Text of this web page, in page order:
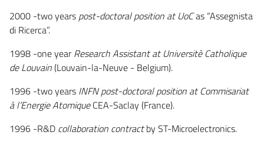
2000 -two years post-doctoral position at UoCas “Assegnista
di Ricerca”.
1998 -one yearResearch Assistant at Universitè Catholique
de Louvain(Louvain-la-Neuve - Belgium).
1996 -two years INFN post-doctoral position at Commisariat
à l’Energie AtomiqueCEA-Saclay (France).
1996 -R&D collaboration contractby ST-Microelectronics.